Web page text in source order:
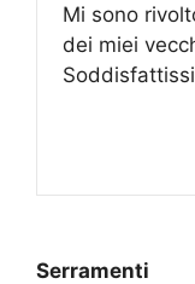
Mi sono
dei miei
Serramenti